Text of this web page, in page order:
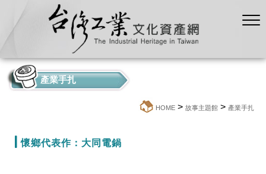
產業手扎
HOME > 故事主題館 > 產業手扎
懷鄉代表作：大同電鍋